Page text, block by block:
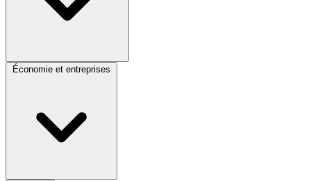
Économie et entreprises